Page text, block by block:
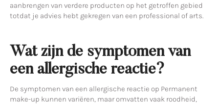
aanbrengen van verdere producten op het getroffen gebied
totdat je advies hebt gekregen van een professional of arts.
Wat zijn de symptomen van
een allergische reactie?
De symptomen van een allergische reactie op Permanent
make-up kunnen variëren, maar omvatten vaak roodheid,